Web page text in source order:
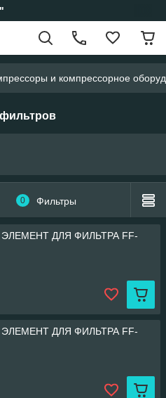
и компрессорное
0 Фильтры
ДЛЯ ФИЛЬТРА FF-
ДЛЯ ФИЛЬТРА FF-